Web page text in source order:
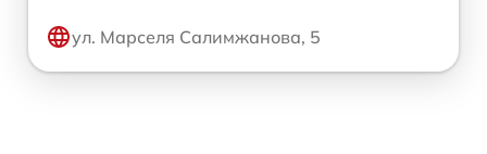
ул. Марселя Салимжанова, 5